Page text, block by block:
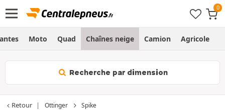
Moto Quad Chaînes neige Camion Agricole
Recherche par dimension
Retour Ottinger Spike